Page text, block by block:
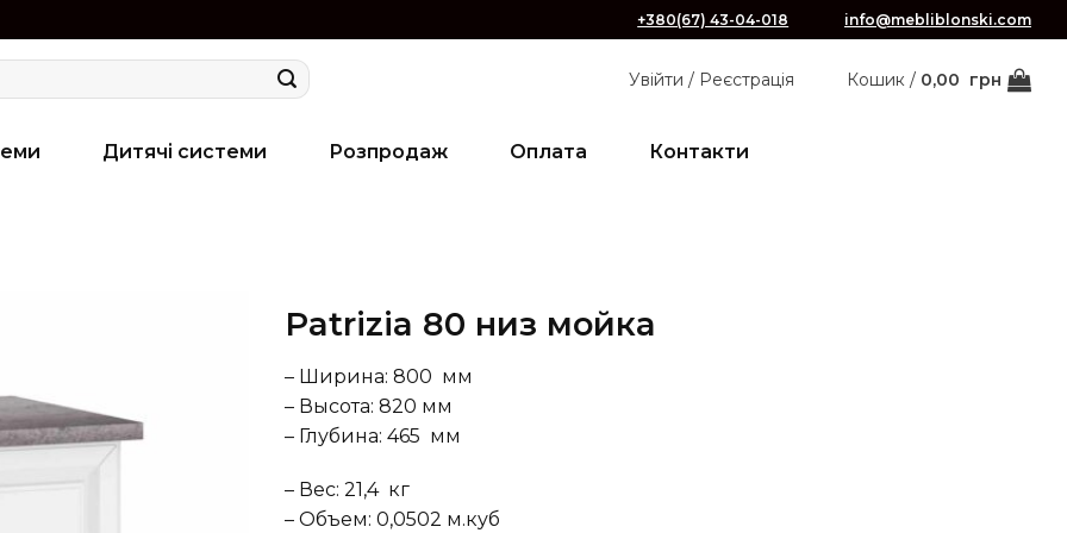
+380(67) 43-04-018 info@mebliblonski.com
Увійти / Реєстрація Кошик / 0,00 грн
Дитячі системи Розпродаж Оплата Контакти
Patrizia 80 низ мойка
– Ширина: 800 мм
– Высота: 820 мм
– Глубина: 465 мм
– Вес: 21,4 кг
– Объем: 0,0502 м.куб